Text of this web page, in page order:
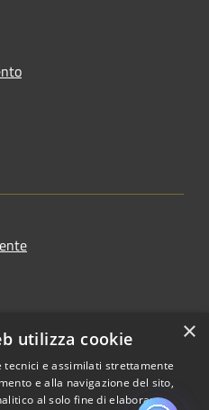
×
utilizza cookie
tecnici e assimilati strettamente
e alla navigazione del sito,
al solo fine di elaborare